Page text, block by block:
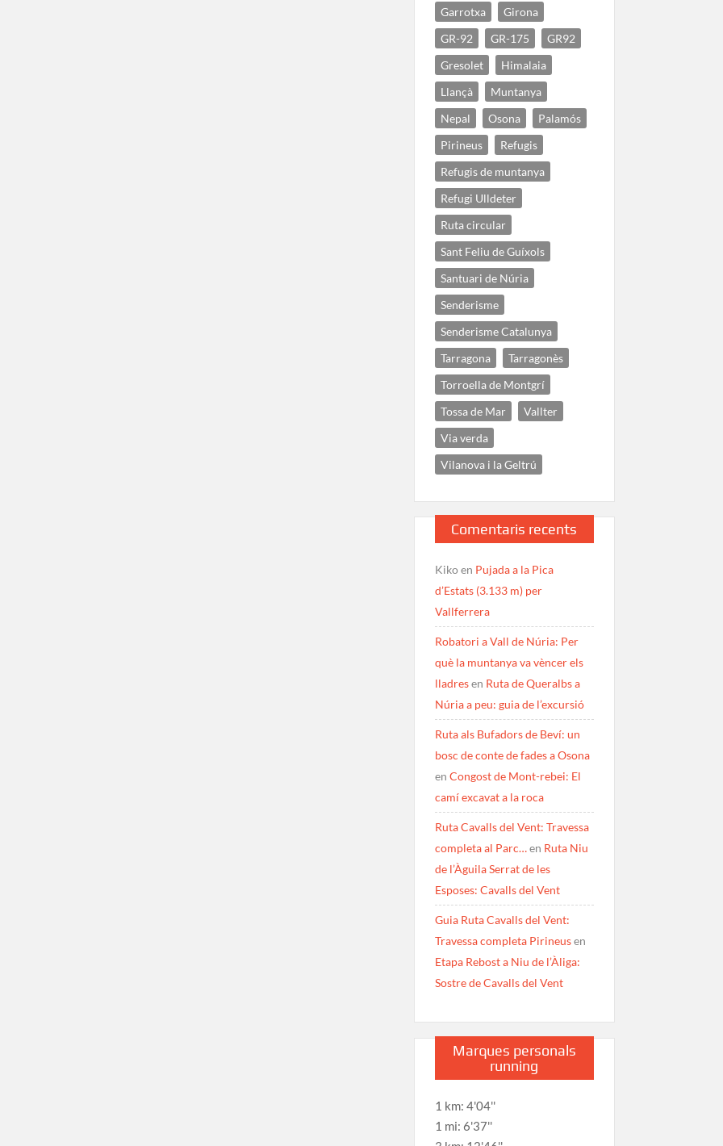
Garrotxa
Girona
GR-92
GR-175
GR92
Gresolet
Himalaia
Llançà
Muntanya
Nepal
Osona
Palamós
Pirineus
Refugis
Refugis de muntanya
Refugi Ulldeter
Ruta circular
Sant Feliu de Guíxols
Santuari de Núria
Senderisme
Senderisme Catalunya
Tarragona
Tarragonès
Torroella de Montgrí
Tossa de Mar
Vallter
Via verda
Vilanova i la Geltrú
Comentaris recents
Kikoen Pujada a la Pica
d’Estats (3.133 m) per
Vallferrera
Robatori a Vall de Núria: Per
què la muntanya va vèncer els
lladresen Ruta de Queralbs a
Núria a peu: guia de l’excursió
Ruta als Bufadors de Beví: un
bosc de conte de fades a Osona
en Congost de Mont-rebei: El
camí excavat a la roca
Ruta Cavalls del Vent: Travessa
completa al Parc…en Ruta Niu
de l’Àguila Serrat de les
Esposes: Cavalls del Vent
Guia Ruta Cavalls del Vent:
Travessa completa Pirineusen
Etapa Rebost a Niu de l’Àliga:
Sostre de Cavalls del Vent
Marques personals
running
1 km: 4'04''
1 mi: 6'37''